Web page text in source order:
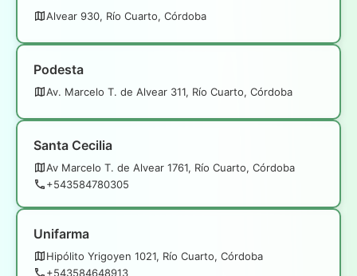
Alvear 930, Río Cuarto, Córdoba
Podesta
Av. Marcelo T. de Alvear 311, Río Cuarto, Córdoba
Santa Cecilia
Av Marcelo T. de Alvear 1761, Río Cuarto, Córdoba
+543584780305
Unifarma
Hipólito Yrigoyen 1021, Río Cuarto, Córdoba
+543584648913